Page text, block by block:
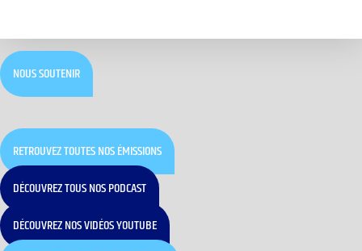
NOUS SOUTENIR
RETROUVEZ TOUTES NOS ÉMISSIONS
DÉCOUVREZ TOUS NOS PODCAST
DÉCOUVREZ NOS VIDÉOS YOUTUBE